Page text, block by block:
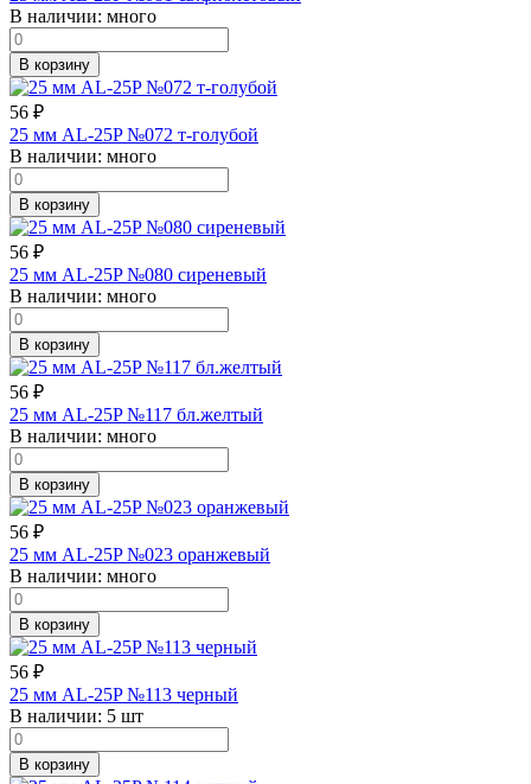
В наличии: много
В корзину
56 ₽
25 мм AL-25P №072 т-голубой
В наличии: много
В корзину
56 ₽
25 мм AL-25P №080 сиреневый
В наличии: много
В корзину
56 ₽
25 мм AL-25P №117 бл.желтый
В наличии: много
В корзину
56 ₽
25 мм AL-25P №023 оранжевый
В наличии: много
В корзину
56 ₽
25 мм AL-25P №113 черный
В наличии: 5 шт
В корзину